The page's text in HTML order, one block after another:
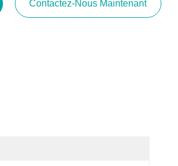
Contactez-Nous Maintenant